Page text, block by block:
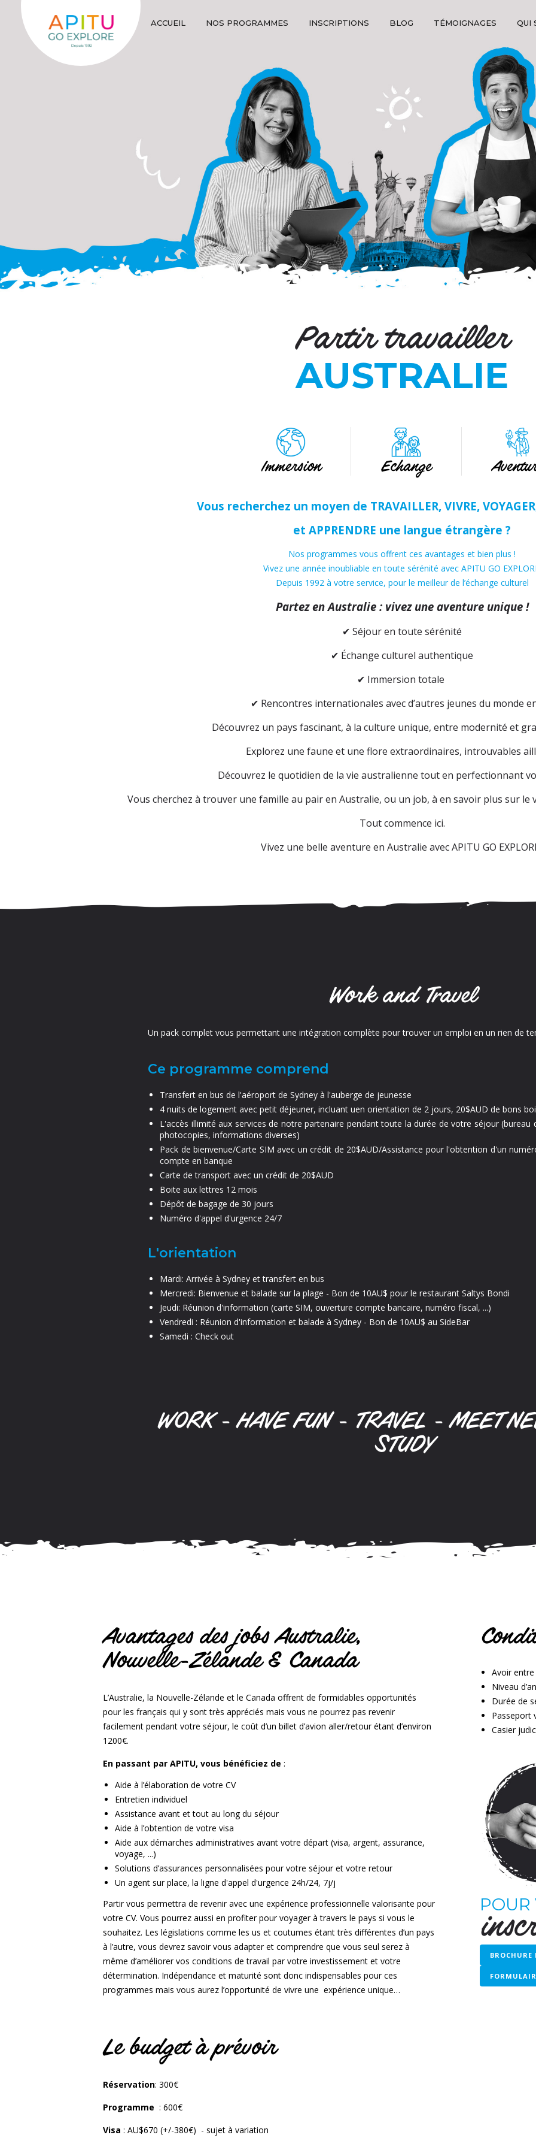
ACCUEIL NOS PROGRAMMES INSCRIPTIONS BLOG TÉMOIGNAGES QUI
Partir travailler
AUSTRALIE
Immersion Echange
Vous recherchez un moyen de TRAVAILLER, VIVRE,
et APPRENDRE une langue étrangère ?
Nos programmes vous offrent ces avantages et bien plus !
Vivez une année inoubliable en toute sérénité avec APITU GO
Depuis 1992 à votre service, pour le meilleur de l’échange culturel
Partez en Australie : vivez une aventure unique !
✔ Séjour en toute sérénité
✔ Échange culturel authentique
✔ Immersion totale
✔ Rencontres internationales avec d’autres jeunes du monde
Découvrez un pays fascinant, à la culture unique, entre modernité et
Explorez une faune et une flore extraordinaires, introuvables
Découvrez le quotidien de la vie australienne tout en perfectionnant
Vous cherchez à trouver une famille au pair en Australie, ou un job, à en savoir plus sur le
Tout commence ici.
Vivez une belle aventure en Australie avec APITU GO
Work and Travel
Un pack complet vous permettant une intégration complète pour trouver un emploi en un rien de
Ce programme comprend
Transfert en bus de l'aéroport de Sydney à l'auberge de jeunesse
4 nuits de logement avec petit déjeuner, incluant uen orientation de 2 jours, 20$AUD de bons
L'accès illimité aux services de notre partenaire pendant toute la durée de votre séjour (bureau
photocopies, informations diverses)
Pack de bienvenue/Carte SIM avec un crédit de 20$AUD/Assistance pour l'obtention d'un
compte en banque
Carte de transport avec un crédit de 20$AUD
Boite aux lettres 12 mois
Dépôt de bagage de 30 jours
Numéro d'appel d'urgence 24/7
L'orientation
Mardi: Arrivée à Sydney et transfert en bus
Mercredi: Bienvenue et balade sur la plage - Bon de 10AU$ pour le restaurant Saltys Bondi
Jeudi: Réunion d'information (carte SIM, ouverture compte bancaire, numéro fiscal, ...)
Vendredi : Réunion d'information et balade à Sydney - Bon de 10AU$ au SideBar
Samedi : Check out
WORK - HAVE FUN - TRAVEL - MEET
STUDY
Avantages des jobs Australie,
Nouvelle-Zélande & Canada
L’Australie, la Nouvelle-Zélande et le Canada offrent de formidables opportunités
pour les français qui y sont très appréciés mais vous ne pourrez pas revenir
facilement pendant votre séjour, le coût d’un billet d’avion aller/retour étant d’environ
1200€.
En passant par APITU, vous bénéficiez de :
Aide à l’élaboration de votre CV
Entretien individuel
Assistance avant et tout au long du séjour
Aide à l’obtention de votre visa
Aide aux démarches administratives avant votre départ (visa, argent, assurance,
voyage, ...)
Solutions d’assurances personnalisées pour votre séjour et votre retour
Un agent sur place, la ligne d'appel d'urgence 24h/24, 7j/j
Partir vous permettra de revenir avec une expérience professionnelle valorisante pour
votre CV. Vous pourrez aussi en profiter pour voyager à travers le pays si vous le
souhaitez. Les législations comme les us et coutumes étant très différentes d’un pays
à l’autre, vous devrez savoir vous adapter et comprendre que vous seul serez à
même d’améliorer vos conditions de travail par votre investissement et votre
détermination. Indépendance et maturité sont donc indispensables pour ces
programmes mais vous aurez l’opportunité de vivre une expérience unique…
Le budget à prévoir
Réservation: 300€
Programme : 600€
Visa : AU$670 (+/-380€) - sujet à variation
Avoir
Niveau
Durée de
Passeport
Casier
POUR